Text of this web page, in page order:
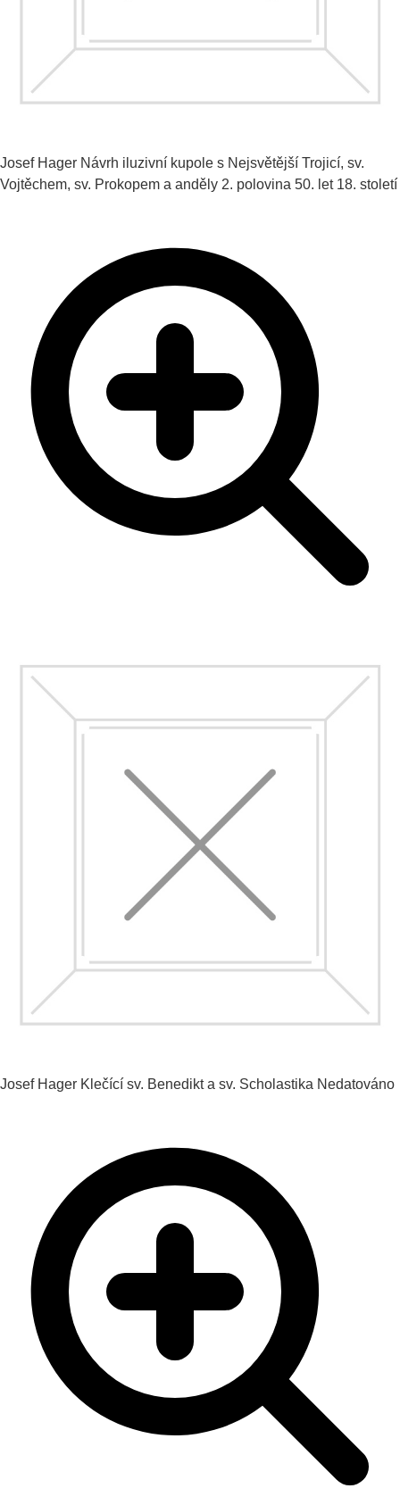
Josef Hager Návrh iluzivní kupole s Nejsvětější Trojicí, sv.
Vojtěchem, sv. Prokopem a anděly 2. polovina 50. let 18. století
Josef Hager Klečící sv. Benedikt a sv. Scholastika Nedatováno